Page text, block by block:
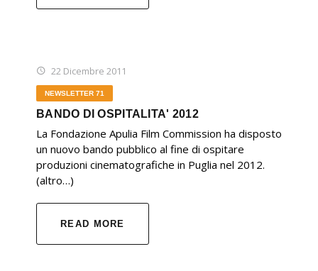
22 Dicembre 2011
NEWSLETTER 71
BANDO DI OSPITALITA' 2012
La Fondazione Apulia Film Commission ha disposto
un nuovo bando pubblico al fine di ospitare
produzioni cinematografiche in Puglia nel 2012.
(altro…)
READ MORE